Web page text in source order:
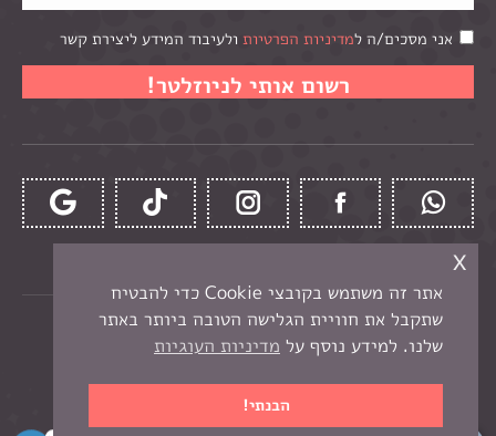
אני מסכים/ה למדיניות הפרטיות ולעיבוד המידע ליצירת קשר
כל הזכויות שמורות לקרן -חנות יצירה בנתניה
תפריט תחתון
בניית אתר מכירות
אתר זה משתמש בקובצי Cookie כדי להבטיח
שתקבל את חוויית הגלישה הטובה ביותר באתר
שלנו. למידע נוסף על מדיניות העוגיות
הבנתי!
x